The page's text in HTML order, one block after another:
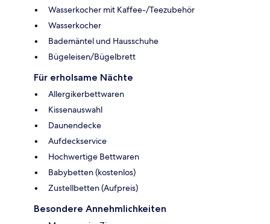
Wasserkocher mit Kaffee-/Teezubehör
Wasserkocher
Bademäntel und Hausschuhe
Bügeleisen/Bügelbrett
Für erholsame Nächte
Allergikerbettwaren
Kissenauswahl
Daunendecke
Aufdeckservice
Hochwertige Bettwaren
Babybetten (kostenlos)
Zustellbetten (Aufpreis)
Besondere Annehmlichkeiten